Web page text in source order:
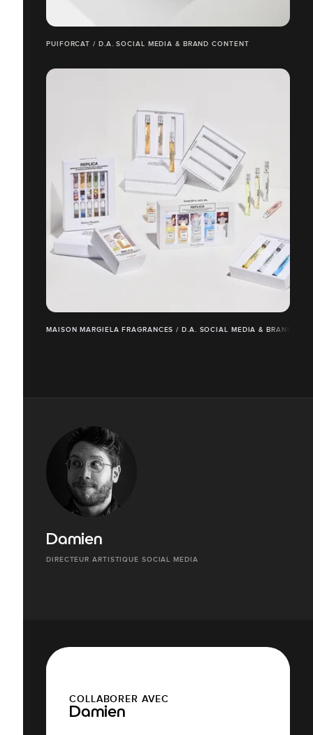
PUIFORCAT / D.A. SOCIAL MEDIA & BRAND CONTENT
MAISON MARGIELA FRAGRANCES / D.A. SOCIAL MEDIA & BRAND
Damien
DIRECTEUR ARTISTIQUE SOCIAL MEDIA
COLLABORER AVEC
Damien